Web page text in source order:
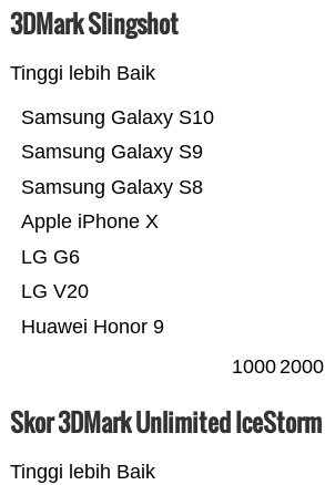
3DMark Slingshot
Tinggi lebih Baik
Huawei Honor 9
LG V20
LG G6
Apple iPhone X
Samsung Galaxy S8
Samsung Galaxy S9
Samsung Galaxy S10
10002000
Skor 3DMark Unlimited IceStorm
Tinggi lebih Baik